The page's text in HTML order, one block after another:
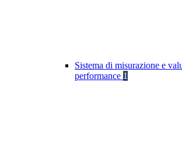
Sistema di misurazione e
performance 1